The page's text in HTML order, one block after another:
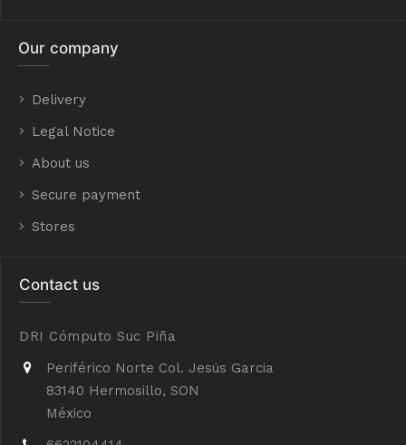
Our company
Delivery
Legal Notice
About us
Secure payment
Stores
Contact us
DRI Cómputo Suc Piña
Periférico Norte Col. Jesús Garcia
83140 Hermosillo, SON
México